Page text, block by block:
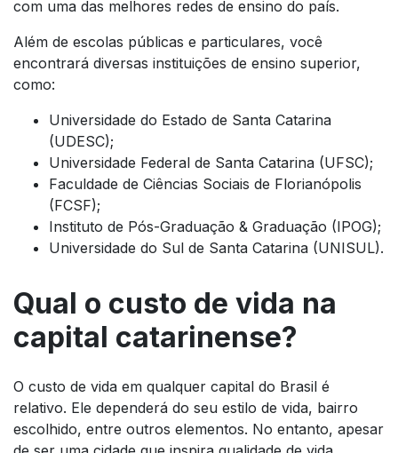
com uma das melhores redes de ensino do país.
Além de escolas públicas e particulares, você
encontrará diversas instituições de ensino superior,
como:
Universidade do Estado de Santa Catarina
(UDESC);
Universidade Federal de Santa Catarina (UFSC);
Faculdade de Ciências Sociais de Florianópolis
(FCSF);
Instituto de Pós-Graduação & Graduação (IPOG);
Universidade do Sul de Santa Catarina (UNISUL).
Qual o custo de vida na
capital catarinense?
O custo de vida em qualquer capital do Brasil é
relativo. Ele dependerá do seu estilo de vida, bairro
escolhido, entre outros elementos. No entanto, apesar